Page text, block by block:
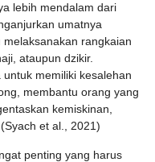
lebih mendalam dari
umatnya
rangkaian
ataupun dzikir.
memiliki kesalehan
membantu orang yang
kemiskinan,
et al., 2021)
penting yang harus